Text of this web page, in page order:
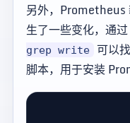
另外，Prometheus
生了一些变化，通过
grep write 可以
脚本，用于安装